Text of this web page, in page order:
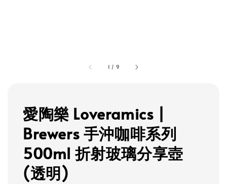
1 / 9
愛陶樂 Loveramics |
Brewers 手沖咖啡系列
500ml 折射玻璃分享壺
(透明)